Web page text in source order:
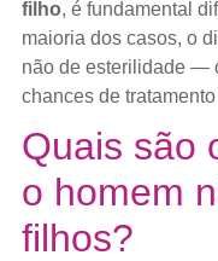
filho, é fundamental
maioria dos casos, o
não de esterilidade —
chances de
Quais são
o homem
filhos?